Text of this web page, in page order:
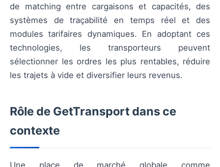
de matching entre cargaisons et capacités, des
systèmes de traçabilité en temps réel et des
modules tarifaires dynamiques. En adoptant ces
technologies, les transporteurs peuvent
sélectionner les ordres les plus rentables, réduire
les trajets à vide et diversifier leurs revenus.
Rôle de GetTransport dans ce
contexte
Une place de marché globale comme